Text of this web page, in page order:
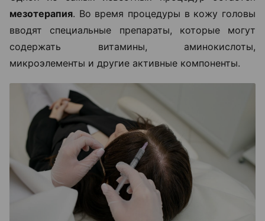
мезотерапия. Во время процедуры в кожу головы
вводят специальные препараты, которые могут
содержать витамины, аминокислоты,
микроэлементы и другие активные компоненты.